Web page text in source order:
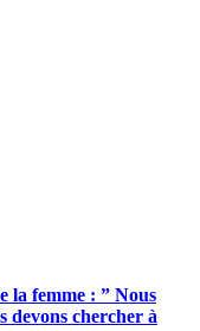
la femme : ” Nous
devons chercher à